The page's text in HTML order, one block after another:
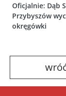
Oficjalnie: Dąb
Przybyszów
okręgówki